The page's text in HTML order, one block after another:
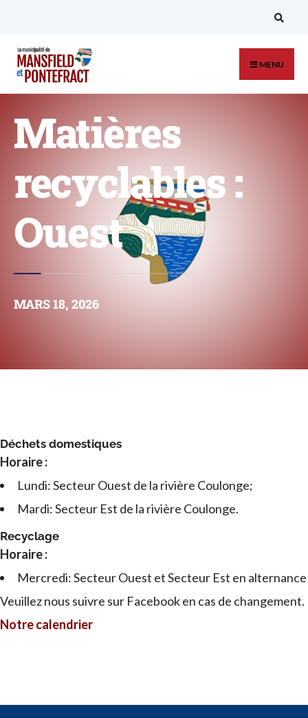
MENU
Matières
recyclables :
Ouest
MARS 18, 2026
Déchets domestiques
Horaire :
Lundi: Secteur Ouest de la rivière Coulonge;
Mardi: Secteur Est de la rivière Coulonge.
Recyclage
Horaire :
Mercredi: Secteur Ouest et Secteur Est en alternance
Veuillez nous suivre sur Facebook en cas de changement.
Notre calendrier